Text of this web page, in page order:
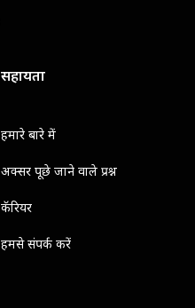
सहायता
हमारे बारे में
अक्सर पूछे जाने वाले प्रश्न
कॅरियर
हमसे संपर्क करें